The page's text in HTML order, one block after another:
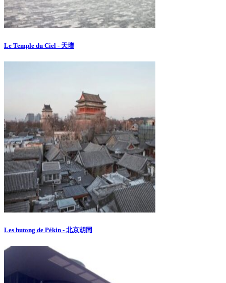
Le Temple du Ciel - 天壇
Les hutong de Pékin - 北京胡同